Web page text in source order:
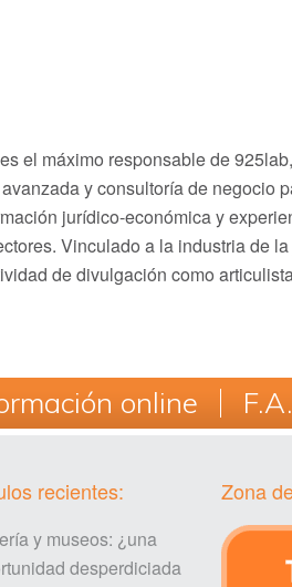
el máximo responsable de
y consultoría de negocio
jurídico-económica y
Vinculado a la industria de
de divulgación como
online
recientes:
y museos: ¿una
desperdiciada
Zona